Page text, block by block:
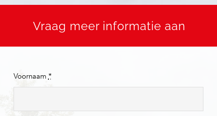
Vraag meer informatie aan
Voornaam *